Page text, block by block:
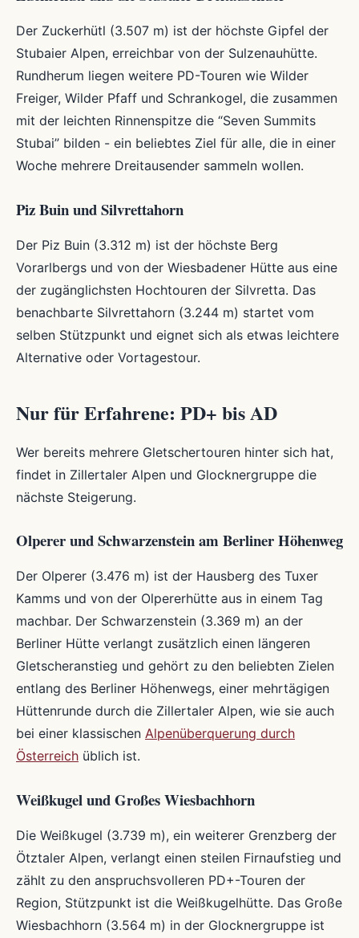
Der Zuckerhütl (3.507 m) ist der höchste Gipfel der
Stubaier Alpen, erreichbar von der Sulzenauhütte.
Rundherum liegen weitere PD-Touren wie Wilder
Freiger, Wilder Pfaff und Schrankogel, die zusammen
mit der leichten Rinnenspitze die “Seven Summits
Stubai” bilden - ein beliebtes Ziel für alle, die in einer
Woche mehrere Dreitausender sammeln wollen.
Piz Buin und Silvrettahorn
Der Piz Buin (3.312 m) ist der höchste Berg
Vorarlbergs und von der Wiesbadener Hütte aus eine
der zugänglichsten Hochtouren der Silvretta. Das
benachbarte Silvrettahorn (3.244 m) startet vom
selben Stützpunkt und eignet sich als etwas leichtere
Alternative oder Vortagestour.
Nur für Erfahrene: PD+ bis AD
Wer bereits mehrere Gletschertouren hinter sich hat,
findet in Zillertaler Alpen und Glocknergruppe die
nächste Steigerung.
Olperer und Schwarzenstein am Berliner Höhenweg
Der Olperer (3.476 m) ist der Hausberg des Tuxer
Kamms und von der Olpererhütte aus in einem Tag
machbar. Der Schwarzenstein (3.369 m) an der
Berliner Hütte verlangt zusätzlich einen längeren
Gletscheranstieg und gehört zu den beliebten Zielen
entlang des Berliner Höhenwegs, einer mehrtägigen
Hüttenrunde durch die Zillertaler Alpen, wie sie auch
bei einer klassischen Alpenüberquerung durch
Österreich üblich ist.
Weißkugel und Großes Wiesbachhorn
Die Weißkugel (3.739 m), ein weiterer Grenzberg der
Ötztaler Alpen, verlangt einen steilen Firnaufstieg und
zählt zu den anspruchsvolleren PD+-Touren der
Region, Stützpunkt ist die Weißkugelhütte. Das Große
Wiesbachhorn (3.564 m) in der Glocknergruppe ist